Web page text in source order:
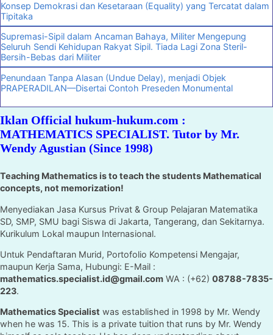
Konsep Demokrasi dan Kesetaraan (Equality) yang Tercatat dalam
Tipitaka
Supremasi-Sipil dalam Ancaman Bahaya, Militer Mengepung
Seluruh Sendi Kehidupan Rakyat Sipil. Tiada Lagi Zona Steril-
Bersih-Bebas dari Militer
Penundaan Tanpa Alasan (Undue Delay), menjadi Objek
PRAPERADILAN—Disertai Contoh Preseden Monumental
Iklan Official hukum-hukum.com :
MATHEMATICS SPECIALIST. Tutor by Mr.
Wendy Agustian (Since 1998)
Teaching Mathematics is to teach the students Mathematical
concepts, not memorization!
Menyediakan Jasa Kursus Privat & Group Pelajaran Matematika
SD, SMP, SMU bagi Siswa di Jakarta, Tangerang, dan Sekitarnya.
Kurikulum Lokal maupun Internasional.
Untuk Pendaftaran Murid, Portofolio Kompetensi Mengajar,
maupun Kerja Sama, Hubungi: E-Mail :
mathematics.specialist.id@gmail.com WA : (+62) 08788-7835-
223.
Mathematics Specialist was established in 1998 by Mr. Wendy
when he was 15. This is a private tuition that runs by Mr. Wendy